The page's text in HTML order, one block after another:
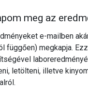
meg az
e-mailben
függően) megkapja.
letölteni, illetve